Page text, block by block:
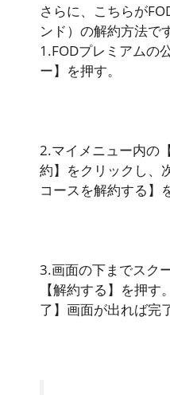
さらに、こちらが
ンド）の解約方法で
1.FODプレミアムの
ー】を押す。
2.マイメニュー内の
約】をクリックし、
コースを解約する】
3.画面の下までスク
【解約する】を押
了】画面が出れば完